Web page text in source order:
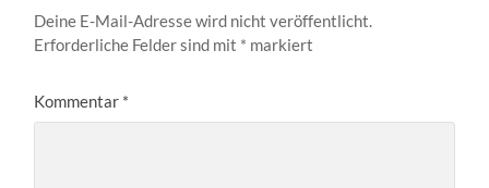
Deine E-Mail-Adresse wird nicht veröffentlicht.
Erforderliche Felder sind mit * markiert
Kommentar *